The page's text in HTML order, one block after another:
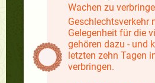
Wachen zu
Geschlechtsverkehr
Gelegenheit für die
gehören dazu - und
letzten zehn Tagen
verbringen.